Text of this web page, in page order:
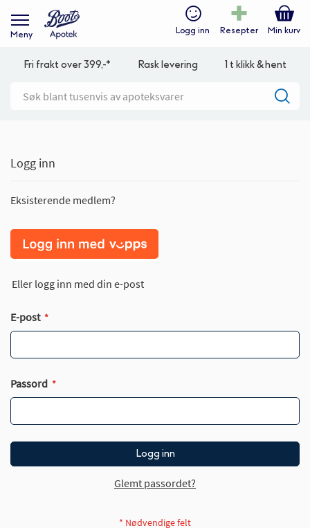
Meny Logg inn Resepter Min kurv
Fri frakt over 399,-* Rask levering 1 t klikk & hent
Logg inn
Eksisterende medlem?
Eller logg inn med din e-post
E-post
Passord
Logg inn
Glemt passordet?